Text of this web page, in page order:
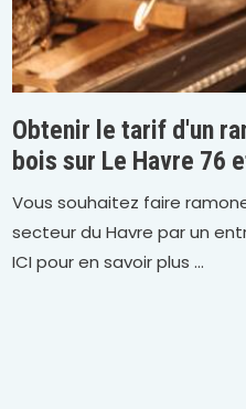
Obtenir le tarif d'un
bois sur Le Havre 76
Vous souhaitez faire
secteur du Havre par un
ICI pour en savoir plus ...